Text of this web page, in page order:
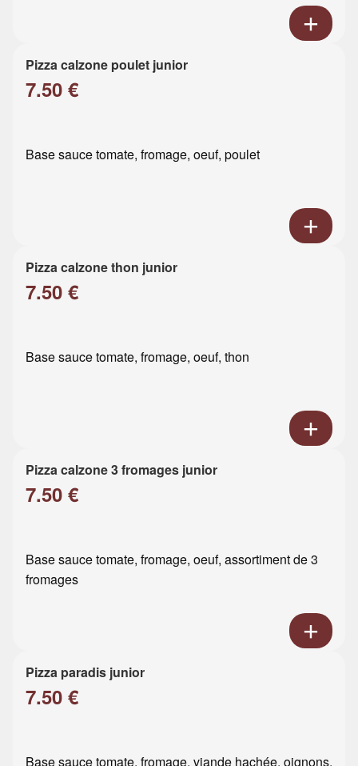
Pizza calzone poulet junior
7.50 €
Base sauce tomate, fromage, oeuf, poulet
Pizza calzone thon junior
7.50 €
Base sauce tomate, fromage, oeuf, thon
Pizza calzone 3 fromages junior
7.50 €
Base sauce tomate, fromage, oeuf, assortiment de 3
fromages
Pizza paradis junior
7.50 €
Base sauce tomate, fromage, viande hachée, oignons,